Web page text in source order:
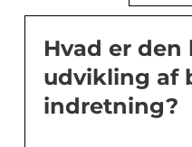
Hvad er den
udvikling af
indretning?